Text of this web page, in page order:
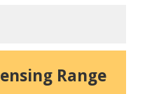
Range